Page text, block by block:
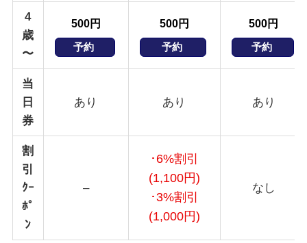
4
歳
〜
500円
予約
500円
予約
500円
予約
当
日
券
あり あり あり
割
引
ｸｰ
ﾎﾟ
ﾝ
–
･6%割引
(1,100円)
･3%割引
(1,000円)
なし